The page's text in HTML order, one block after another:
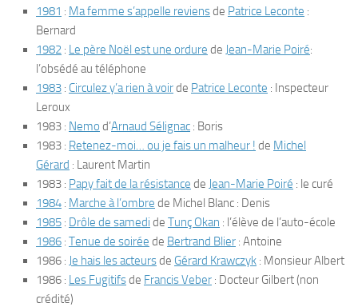
1981 : Ma femme s’appelle reviensde Patrice Leconte :
Bernard
1982 : Le père Noël est une ordure de Jean-Marie Poiré:
l’obsédé au téléphone
1983 : Circulez y’a rien à voirde Patrice Leconte : Inspecteur
Leroux
1983 : Nemo d’Arnaud Sélignac : Boris
1983 : Retenez-moi… ou je fais un malheur ! de Michel
Gérard : Laurent Martin
1983 : Papy fait de la résistance de Jean-Marie Poiré : le curé
1984 : Marche à l’ombre de Michel Blanc : Denis
1985 : Drôle de samedi de Tunç Okan : l’élève de l’auto-école
1986 : Tenue de soirée de Bertrand Blier : Antoine
1986 : Je hais les acteursde Gérard Krawczyk : Monsieur Albert
1986 : Les Fugitifsde Francis Veber : Docteur Gilbert (non
crédité)